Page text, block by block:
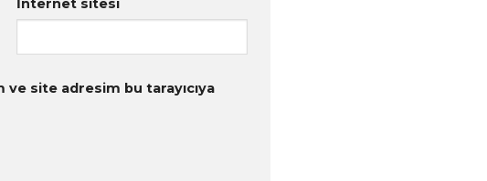
ve site adresim bu tarayıcıya